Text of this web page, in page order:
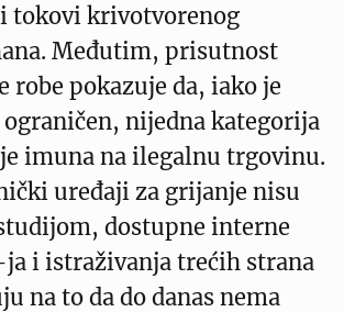
tokovi krivotvorenog
Međutim, prisutnost
robe pokazuje da, iako je
ograničen, nijedna kategorija
imuna na ilegalnu trgovinu.
uređaji za grijanje nisu
dostupne interne
i istraživanja trećih strana
na to da do danas nema